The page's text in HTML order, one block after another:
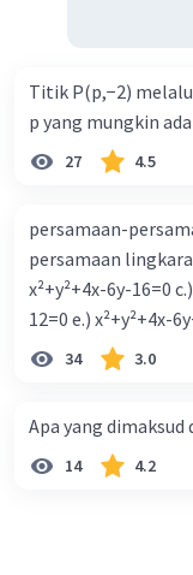
Titik P(p,−2)
p yang mungkin
27 4.5
persamaan-
persamaan lingkaran adalah a.)
x²+y²+4x-6y-16=0
12=0 e.) x²+y²+4x-
34 3.0
Apa yang
14 4.2